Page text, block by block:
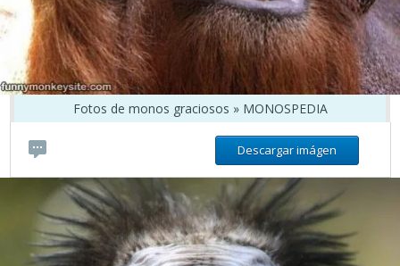
Fotos de monos graciosos » MONOSPEDIA
Descargar imágen